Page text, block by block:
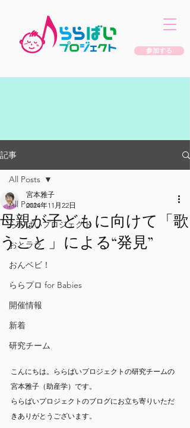
参加する
記事
All Posts
ららばいプロジェクト
おとララ
おんベビ！
ららプロ for Babies
開催情報
新着
研究チーム
All Posts
母親が子どもに向けて「歌
うこと」による“発見”
宮本雅子
2024年11月22日
こんにちは。ららばいプロジェクトの研究チームの
宮本雅子（助産学）です。
ららばいプロジェクトのブログにお立ち寄りいただ
きありがとうございます。